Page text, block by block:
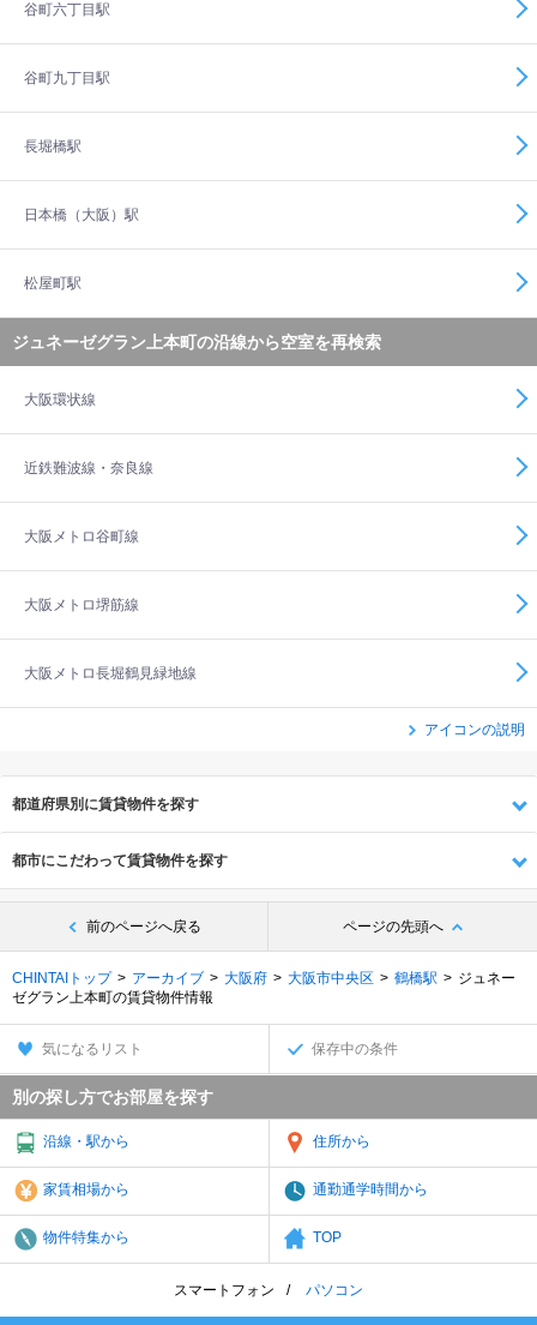
谷町六丁目駅
谷町九丁目駅
長堀橋駅
日本橋（大阪）駅
松屋町駅
ジュネーゼグラン上本町の沿線から空室を再検索
大阪環状線
近鉄難波線・奈良線
大阪メトロ谷町線
大阪メトロ堺筋線
大阪メトロ長堀鶴見緑地線
アイコンの説明
都道府県別に賃貸物件を探す
都市にこだわって賃貸物件を探す
前のページへ戻る ページの先頭へ
CHINTAIトップ アーカイブ 大阪府 大阪市中央区 鶴橋駅
ジュネー
ゼグラン上本町の賃貸物件情報
気になるリスト 保存中の条件
別の探し方でお部屋を探す
沿線・駅から 住所から
家賃相場から 通勤通学時間から
物件特集から TOP
スマートフォン パソコン